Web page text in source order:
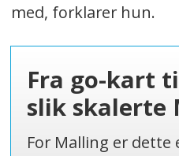
med, forklarer hun.
Fra go-kart
slik skalerte
For Malling er dette